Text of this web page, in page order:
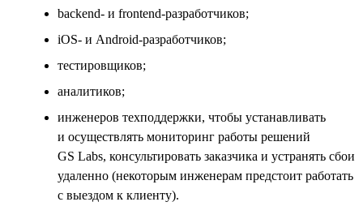
backend- и frontend-разработчиков;
iOS- и Android-разработчиков;
тестировщиков;
аналитиков;
инженеров техподдержки, чтобы устанавливать
и осуществлять мониторинг работы решений
GS Labs, консультировать заказчика и устранять сбои
удаленно (некоторым инженерам предстоит работать
с выездом к клиенту).